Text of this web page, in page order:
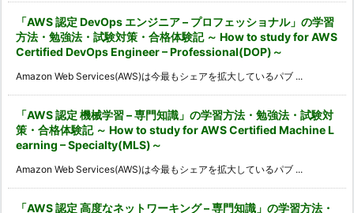
「AWS 認定 DevOps エンジニア – プロフェッショナル」の学習
方法・勉強法・試験対策・合格体験記 ～ How to study for AWS
Certified DevOps Engineer – Professional(DOP)～
Amazon Web Services(AWS)は今最もシェアを拡大しているパブ ...
「AWS 認定 機械学習 – 専門知識」の学習方法・勉強法・試験対
策・合格体験記 ～ How to study for AWS Certified Machine L
earning – Specialty(MLS)～
Amazon Web Services(AWS)は今最もシェアを拡大しているパブ ...
「AWS 認定 高度なネットワーキング – 専門知識」の学習方法・